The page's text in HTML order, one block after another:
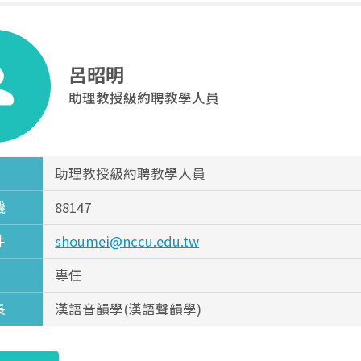
呂昭明
助理教授級約聘教學人員
助理教授級約聘教學人員
88147
shoumei@nccu.edu.tw
專任
漢語音韻學(漢語聲韻學)